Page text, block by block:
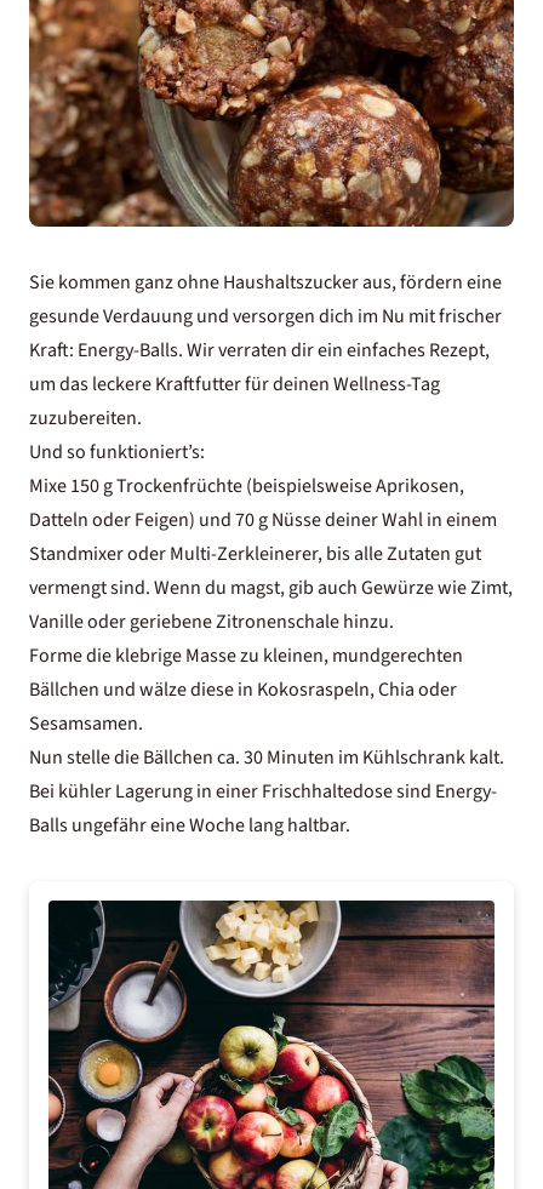
Sie kommen ganz ohne Haushaltszucker aus, fördern eine
gesunde Verdauung und versorgen dich im Nu mit frischer
Kraft: Energy-Balls. Wir verraten dir ein einfaches Rezept,
um das leckere Kraftfutter für deinen Wellness-Tag
zuzubereiten.
Und so funktioniert’s:
Mixe 150 g Trockenfrüchte (beispielsweise Aprikosen,
Datteln oder Feigen) und 70 g Nüsse deiner Wahl in einem
Standmixer oder Multi-Zerkleinerer, bis alle Zutaten gut
vermengt sind. Wenn du magst, gib auch Gewürze wie Zimt,
Vanille oder geriebene Zitronenschale hinzu.
Forme die klebrige Masse zu kleinen, mundgerechten
Bällchen und wälze diese in Kokosraspeln, Chia oder
Sesamsamen.
Nun stelle die Bällchen ca. 30 Minuten im Kühlschrank kalt.
Bei kühler Lagerung in einer Frischhaltedose sind Energy-
Balls ungefähr eine Woche lang haltbar.